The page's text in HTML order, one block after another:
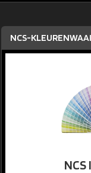
NCS-